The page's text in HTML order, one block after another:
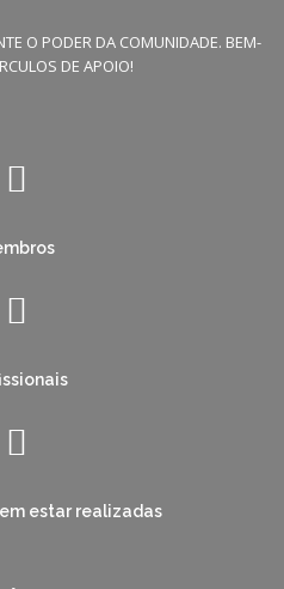
O PODER DA COMUNIDADE. BEM-
DE APOIO!
estar realizadas